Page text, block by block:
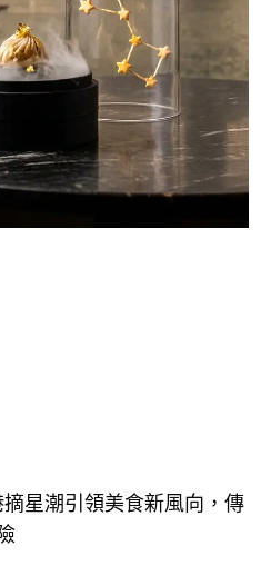
星潮引領美食新風向，傳